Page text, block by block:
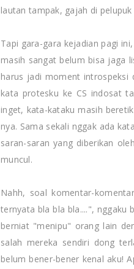
lautan tampak, gajah di
Tapi gara-gara kejadian pagi
masih sangat belum bisa jaga
harus jadi moment introspeksi
kata protesku ke CS indosat
inget, kata-kataku masih
nya. Sama sekali nggak ada
saran-saran yang diberikan
muncul.
Nahh, soal komentar-
ternyata bla bla bla....", nggaku
berniat "menipu" orang lain
salah mereka sendiri dong
belum bener-bener kenal aku!